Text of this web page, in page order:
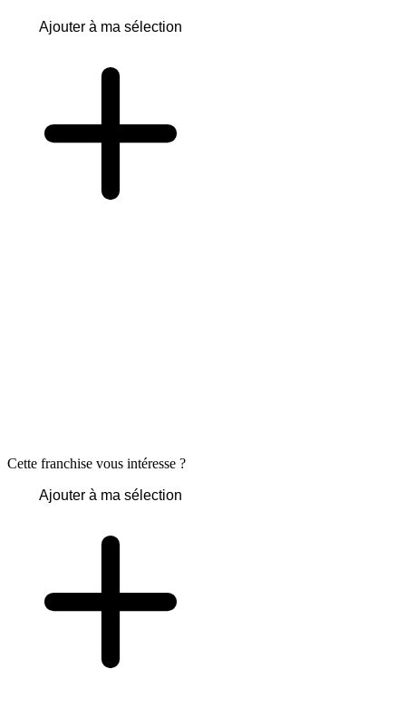
Ajouter à ma sélection
Cette franchise vous intéresse ?
Ajouter à ma sélection